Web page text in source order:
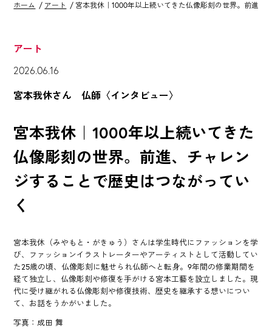
ホーム アート 宮本我休｜1000年以上続いてきた仏像彫刻の世界。前進、
アート
2026.06.16
宮本我休さん 仏師〈インタビュー〉
宮本我休｜1000年以上続いてきた
仏像彫刻の世界。前進、チャレン
ジすることで歴史はつながってい
く
宮本我休（みやもと・がきゅう）さんは学生時代にファッションを学
び、ファッションイラストレーターやアーティストとして活動してい
た25歳の頃、仏像彫刻に魅せられ仏師へと転身。9年間の修業期間を
経て独立し、仏像彫刻や修復を手がける宮本工藝を設立しました。現
代に受け継がれる仏像彫刻や修復技術、歴史を継承する想いについ
て、お話をうかがいました。
写真：成田 舞